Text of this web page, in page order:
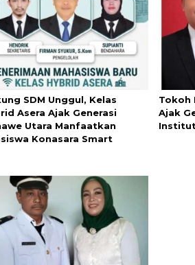
SDM Unggul, Kelas
Asera Ajak Generasi
Utara Manfaatkan
Konasara Smart
Tokoh
Ajak
Institut